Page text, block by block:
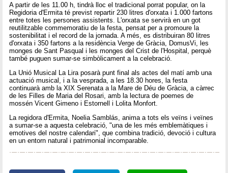
A partir de les 11.00 h, tindrà lloc el tradicional porrat popular, on la
Regidoria d'Ermita té previst repartir 230 litres d'orxata i 1.000 fartons
entre totes les persones assistents. L'orxata se servirà en un got
reutilitzable commemoratiu de la festa, pensat per a promoure la
sostenibilitat i el record de la jornada. A més, es distribuiran 80 litres
d'orxata i 350 fartons a la residència Verge de Gràcia, DomusVi, les
monges de Sant Pasqual i les monges del Crist de l'Hospital, perquè
també puguen sumar-se simbòlicament a la celebració.
La Unió Musical La Lira posarà punt final als actes del matí amb una
actuació musical, i a la vesprada, a les 18.30 hores, la festa
continuarà amb la XIX Serenata a la Mare de Déu de Gràcia, a càrrec
de les Filles de Maria del Rosari, amb la lectura de poemes de
mossén Vicent Gimeno i Estornell i Lolita Monfort.
La regidora d'Ermita, Noelia Samblás, anima a tots els veïns i veïnes
a sumar-se a aquesta celebració, "una de les més emblemàtiques i
emotives del nostre calendari", que combina tradició, devoció i cultura
en un entorn natural i patrimonial incomparable.